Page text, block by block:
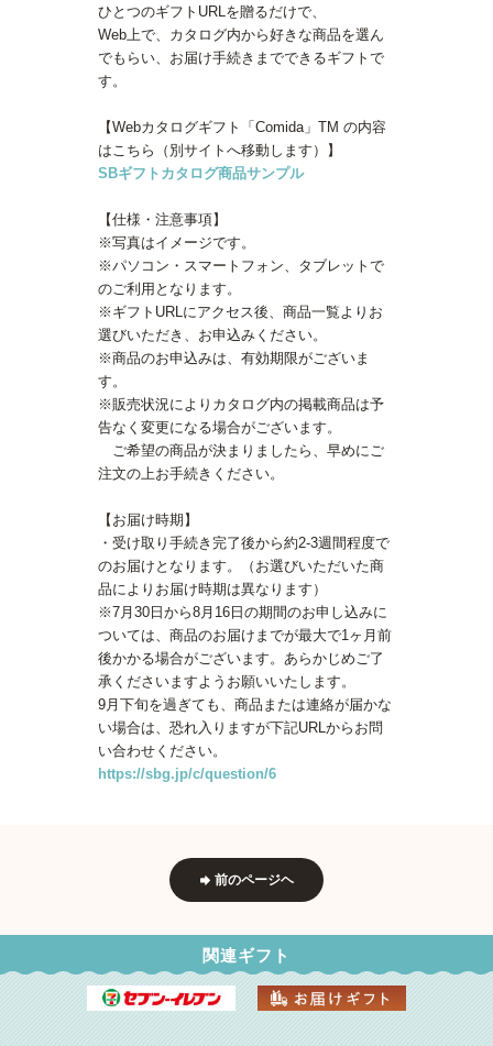
ひとつのギフトURLを贈るだけで、
Web上で、カタログ内から好きな商品を選ん
でもらい、お届け手続きまでできるギフトで
す。
【Webカタログギフト「Comida」TM の内容
はこちら（別サイトへ移動します）】
SBギフトカタログ商品サンプル
【仕様・注意事項】
※写真はイメージです。
※パソコン・スマートフォン、タブレットで
のご利用となります。
※ギフトURLにアクセス後、商品一覧よりお
選びいただき、お申込みください。
※商品のお申込みは、有効期限がございま
す。
※販売状況によりカタログ内の掲載商品は予
告なく変更になる場合がございます。
ご希望の商品が決まりましたら、早めにご
注文の上お手続きください。
【お届け時期】
・受け取り手続き完了後から約2-3週間程度で
のお届けとなります。（お選びいただいた商
品によりお届け時期は異なります）
※7月30日から8月16日の期間のお申し込みに
ついては、商品のお届けまでが最大で1ヶ月前
後かかる場合がございます。あらかじめご了
承くださいますようお願いいたします。
9月下旬を過ぎても、商品または連絡が届かな
い場合は、恐れ入りますが下記URLからお問
い合わせください。
https://sbg.jp/c/question/6
前のページヘ
関連ギフト